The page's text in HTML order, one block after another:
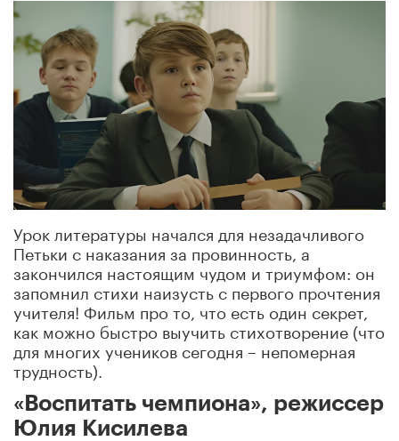
Урок литературы начался для незадачливого
Петьки с наказания за провинность, а
закончился настоящим чудом и триумфом: он
запомнил стихи наизусть с первого прочтения
учителя! Фильм про то, что есть один секрет,
как можно быстро выучить стихотворение (что
для многих учеников сегодня – непомерная
трудность).
«Воспитать чемпиона», режиссер
Юлия Кисилева